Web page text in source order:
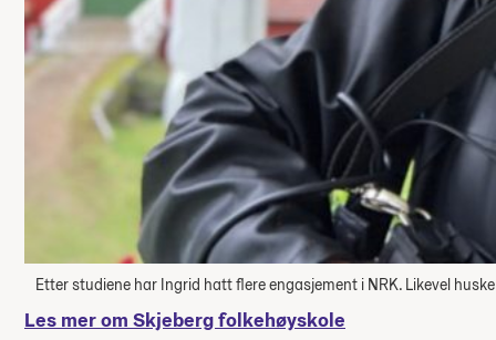
Etter studiene har Ingrid hatt flere engasjement i NRK. Likevel
Les mer om Skjeberg folkehøyskole